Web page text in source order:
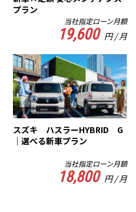
プラン
当社指定ローン月額
19,600 円 / 月
スズキ ハスラーHYBRID G
｜選べる新車プラン
当社指定ローン月額
18,800 円 / 月